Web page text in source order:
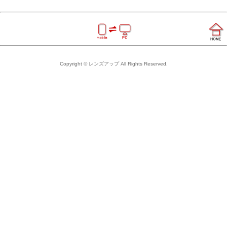
Copyright © レンズアップ All Rights Reserved.